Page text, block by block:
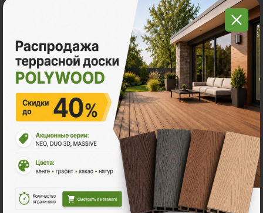
Грядки из ДПК Керамогранит
Новинки